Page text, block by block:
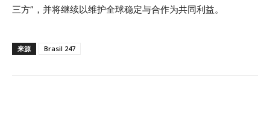
三方”，并将继续以维护全球稳定与合作为共同利益。
来源 Brasil 247